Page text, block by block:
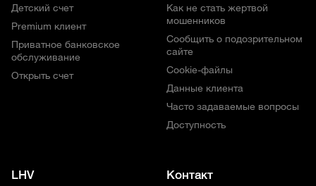
Детский счет
Premium клиент
Приватное банковское
обслуживание
Открыть счет
Как не стать жертвой
мошенников
Сообщить о подозрительном
сайте
Cookie-файлы
Данные клиента
Часто задаваемые вопросы
Доступность
LHV Контакт